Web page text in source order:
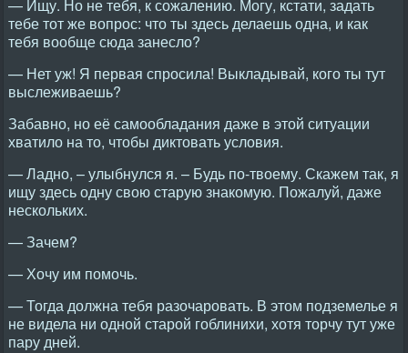
— Ищу. Но не тебя, к сожалению. Могу, кстати, задать
тебе тот же вопрос: что ты здесь делаешь одна, и как
тебя вообще сюда занесло?
— Нет уж! Я первая спросила! Выкладывай, кого ты тут
выслеживаешь?
Забавно, но её самообладания даже в этой ситуации
хватило на то, чтобы диктовать условия.
— Ладно, ­– улыбнулся я. – Будь по-твоему. Скажем так, я
ищу здесь одну свою старую знакомую. Пожалуй, даже
нескольких.
— Зачем?
— Хочу им помочь.
— Тогда должна тебя разочаровать. В этом подземелье я
не видела ни одной старой гоблинихи, хотя торчу тут уже
пару дней.